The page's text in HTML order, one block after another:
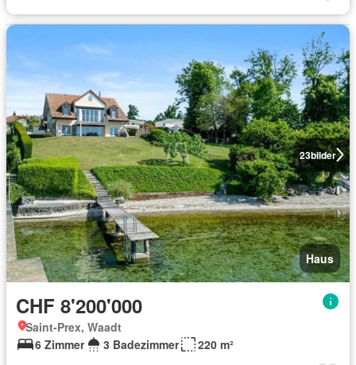
23bilder
Haus
CHF 8'200'000
Saint-Prex, Waadt
6 Zimmer
3 Badezimmer 220 m²